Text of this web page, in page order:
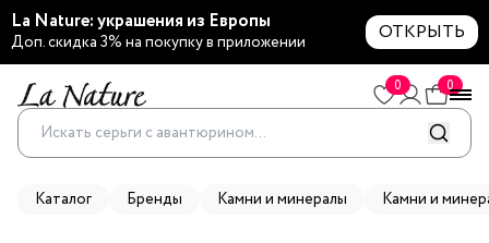
La Nature: украшения из Европы
Доп. скидка 3% на покупку в приложении ОТКРЫТЬ
0 0
Каталог Бренды Камни и минералы Камни и